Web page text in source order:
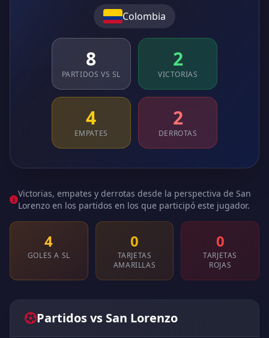
Colombia
8
PARTIDOS VS SL
2
VICTORIAS
4
EMPATES
2
DERROTAS
Victorias, empates y derrotas desde la perspectiva de San
Lorenzo en los partidos en los que participó este jugador.
4
GOLES A SL
0
TARJETAS
AMARILLAS
0
TARJETAS
ROJAS
Partidos vs San Lorenzo